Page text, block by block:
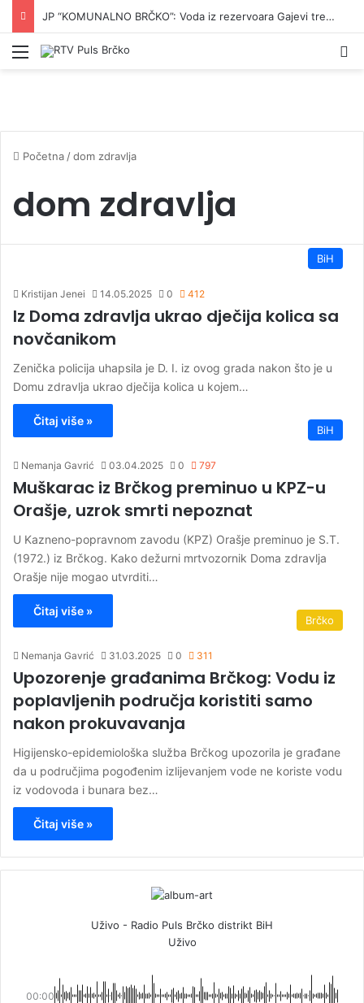
JP “KOMUNALNO BRČKO”: Voda iz rezervoara Gajevi trenutno nije za piće
Izbornik
Početna /dom zdravlja
dom zdravlja
BiH
Kristijan Jenei 14.05.2025 0 412
Iz Doma zdravlja ukrao dječija kolica sa
novčanikom
Zenička policija uhapsila je D. I. iz ovog grada nakon što je u
Domu zdravlja ukrao dječija kolica u kojem…
Čitaj više »
BiH
Nemanja Gavrić 03.04.2025 0 797
Muškarac iz Brčkog preminuo u KPZ-u
Orašje, uzrok smrti nepoznat
U Kazneno-popravnom zavodu (KPZ) Orašje preminuo je S.T.
(1972.) iz Brčkog. Kako dežurni mrtvozornik Doma zdravlja
Orašje nije mogao utvrditi…
Čitaj više »
Brčko
Nemanja Gavrić 31.03.2025 0 311
Upozorenje građanima Brčkog: Vodu iz
poplavljenih područja koristiti samo
nakon prokuvavanja
Higijensko-epidemiološka služba Brčkog upozorila je građane
da u područjima pogođenim izlijevanjem vode ne koriste vodu
iz vodovoda i bunara bez…
Čitaj više »
Uživo - Radio Puls Brčko distrikt BiH
Uživo
00:00